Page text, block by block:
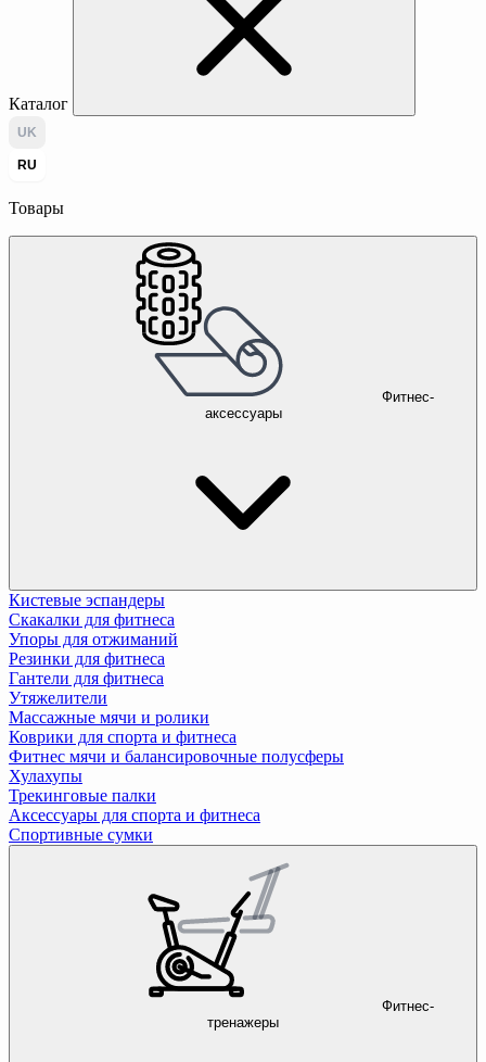
Каталог
UK
RU
Товары
Фитнес-
аксессуары
Кистевые эспандеры
Скакалки для фитнеса
Упоры для отжиманий
Резинки для фитнеса
Гантели для фитнеса
Утяжелители
Массажные мячи и ролики
Коврики для спорта и фитнеса
Фитнес мячи и балансировочные полусферы
Хулахупы
Трекинговые палки
Аксессуары для спорта и фитнеса
Спортивные сумки
Фитнес-
тренажеры